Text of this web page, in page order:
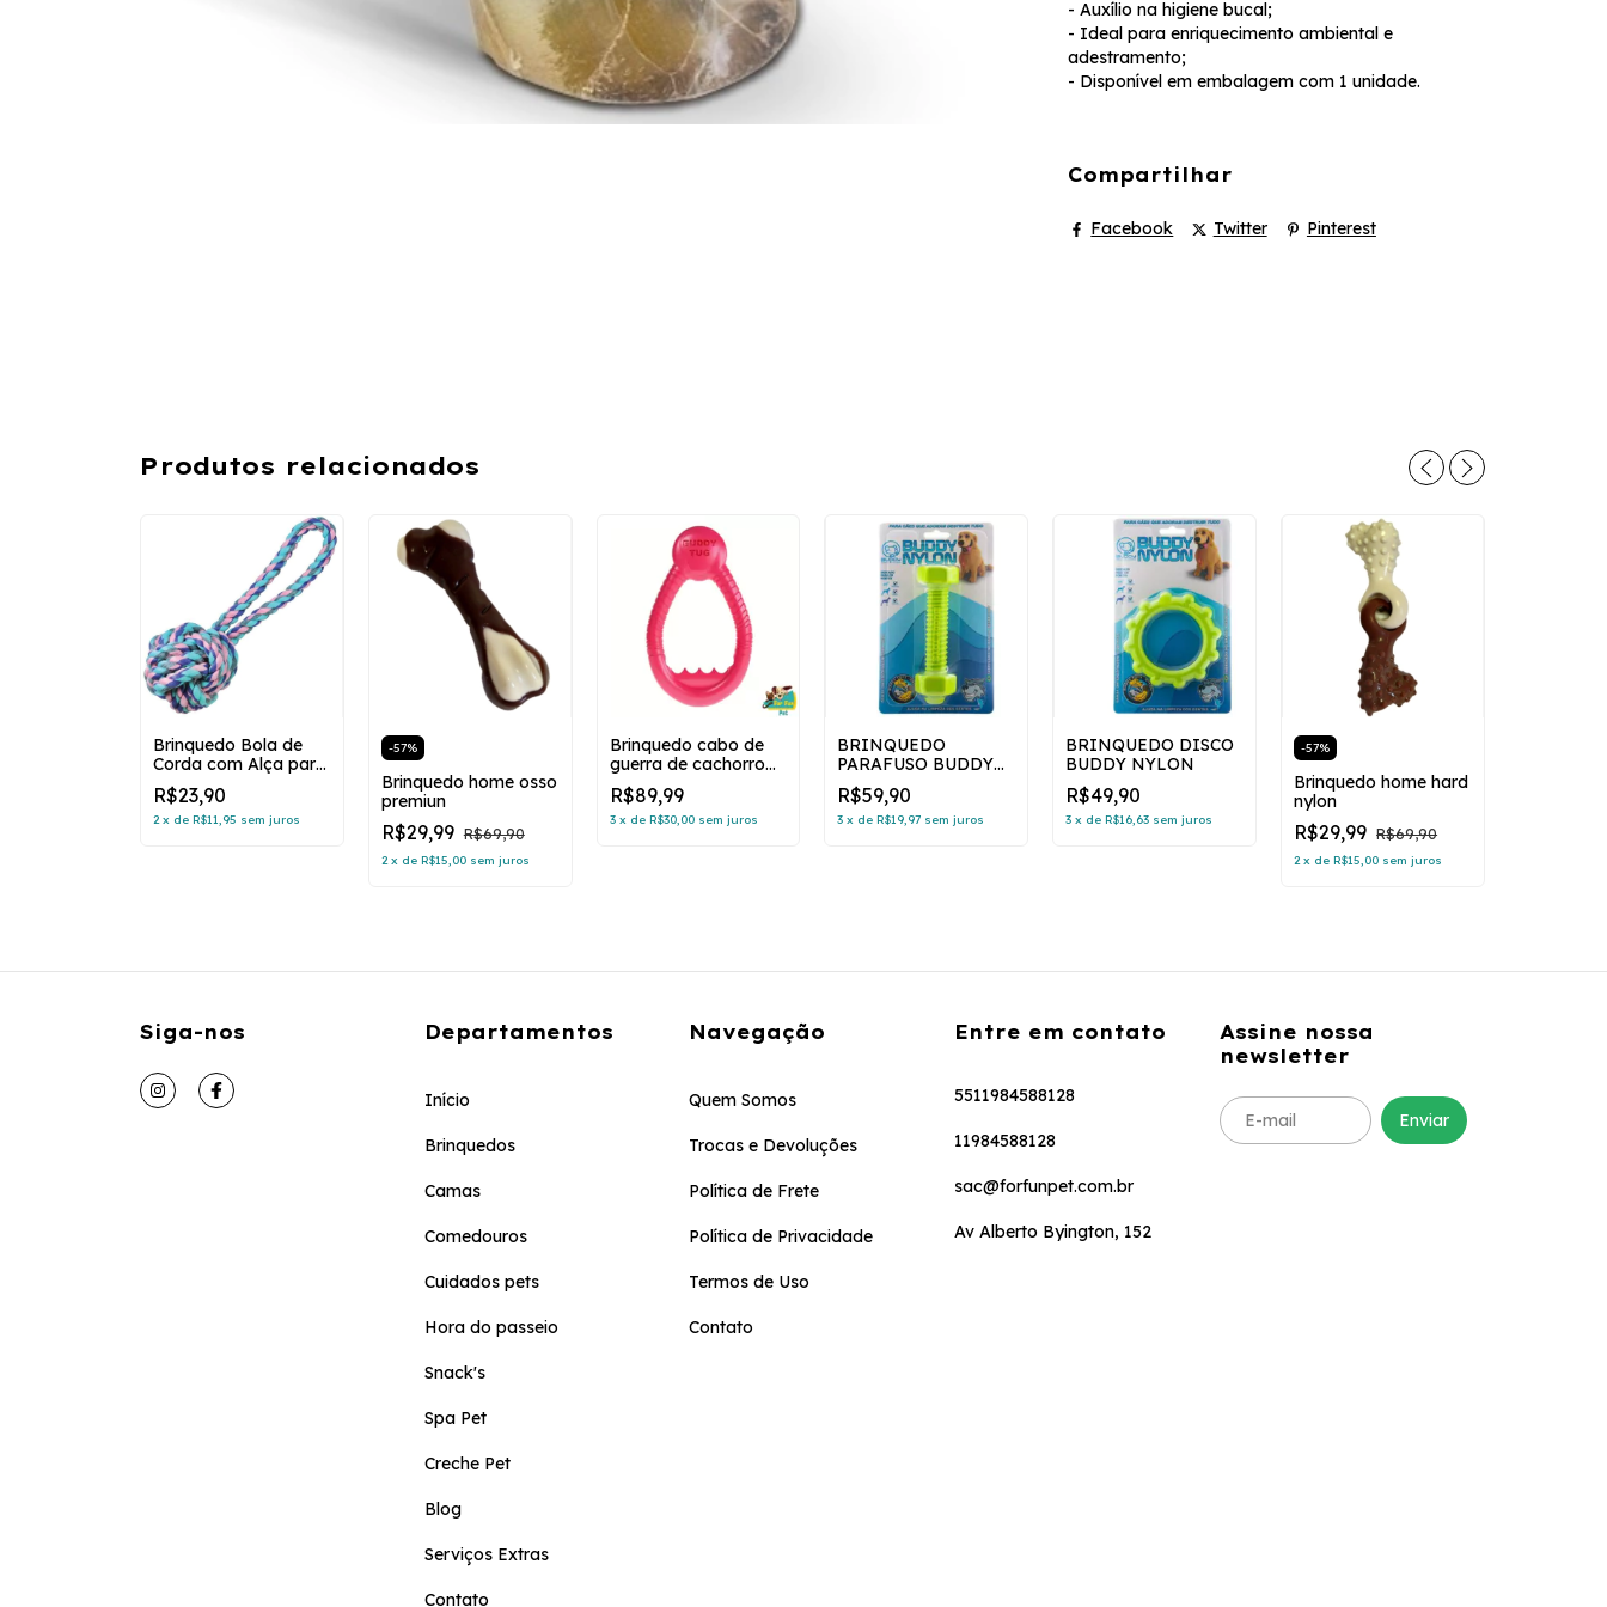
- Auxílio na higiene bucal;
- Ideal para enriquecimento ambiental e
adestramento;
- Disponível em embalagem com 1 unidade.
Compartilhar
Facebook Twitter Pinterest
Produtos relacionados
Brinquedo Bola de
Corda com Alça para
Cães
R$23,90
2 x de R$11,95 sem juros
-57%
Brinquedo home osso
premiun
R$29,99 R$69,90
2 x de R$15,00 sem juros
Brinquedo cabo de
guerra de cachorro
Buddy Tug - BUDDY
TOYS
R$89,99
3 x de R$30,00 sem juros
BRINQUEDO
PARAFUSO BUDDY
NYLON
R$59,90
3 x deR$19,97 sem juros
BRINQUEDO DISCO
BUDDY NYLON
R$49,90
3 x deR$16,63 sem juros
-57%
Brinquedo home hard
nylon
R$29,99 R$69,90
2 x deR$15,00 sem juros
Siga-nos Departamentos
Início
Brinquedos
Camas
Comedouros
Cuidados pets
Hora do passeio
Snack's
Spa Pet
Creche Pet
Blog
Serviços Extras
Contato
Navegação
Quem Somos
Trocas e Devoluções
Política de Frete
Política de Privacidade
Termos de Uso
Contato
Entre em contato
5511984588128
11984588128
sac@forfunpet.com.br
Av Alberto Byington, 152
Assine nossa
newsletter